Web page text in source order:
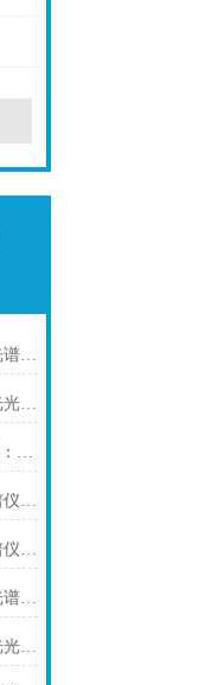
工厂直销DF-2000石灰石荧光光谱仪技术参数
工厂直销DF-2000非金属矿荧光光谱仪技术参数
REVOX莱宝克斯LED光源灯箱：工业视觉检测的高稳定冷光方案
工厂直销DF-2000铅渣荧光光谱仪技术参数
工厂直销DF-2000炉渣荧光光谱仪技术参数
工厂直销DF-2000转炉渣荧光光谱仪技术参数
工厂直销DF-2000钢铁冶炼荧光光谱仪技术参数